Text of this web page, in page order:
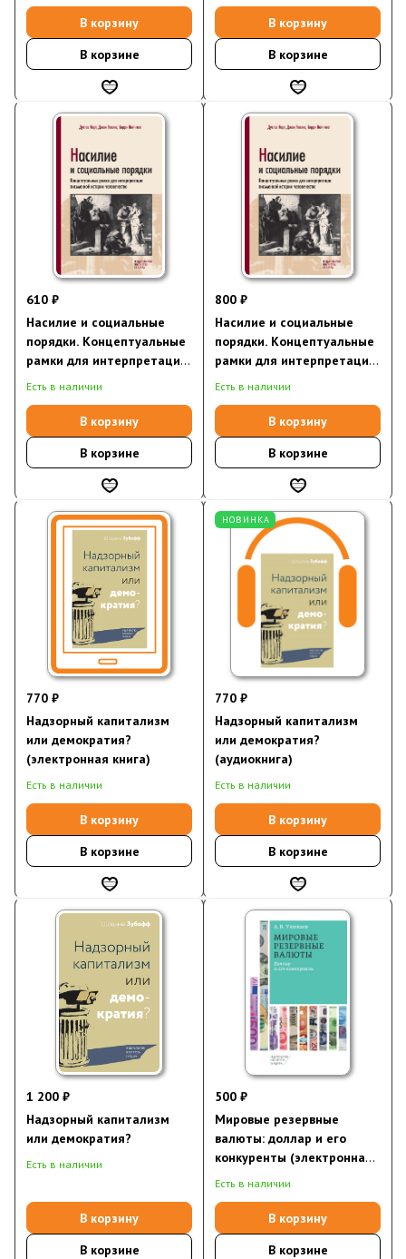
В корзину
В корзине
В корзину
В корзине
610 ₽
Насилие и социальные
порядки. Концептуальные
рамки для интерпретации
письменной истории
(электронная книга)
Есть в наличии
В корзину
В корзине
800 ₽
Насилие и социальные
порядки. Концептуальные
рамки для интерпретации
письменной истории
Есть в наличии
В корзину
В корзине
770 ₽
Надзорный капитализм
или демократия?
(электронная книга)
Есть в наличии
В корзину
В корзине
НОВИНКА
770 ₽
Надзорный капитализм
или демократия?
(аудиокнига)
Есть в наличии
В корзину
В корзине
1 200 ₽
Надзорный капитализм
или демократия?
Есть в наличии
В корзину
В корзине
500 ₽
Мировые резервные
валюты: доллар и его
конкуренты (электронная
книга)
Есть в наличии
В корзину
В корзине